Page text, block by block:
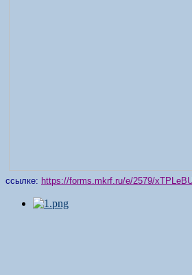
ссылке: https://forms.mkrf.ru/e/2579/